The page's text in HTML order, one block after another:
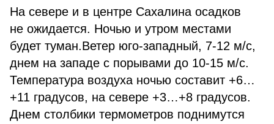
На севере и в центре Сахалина осадков
не ожидается. Ночью и утром местами
будет туман.Ветер юго-западный, 7-12 м/с,
днем на западе с порывами до 10-15 м/с.
Температура воздуха ночью составит +6…
+11 градусов, на севере +3…+8 градусов.
Днем столбики термометров поднимутся